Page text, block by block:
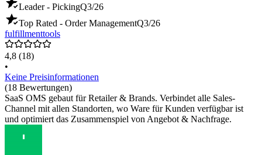
Leader - PickingQ3/26
Top Rated - Order ManagementQ3/26
fulfillmenttools
4,8 (18)
•
Keine Preisinformationen
(18 Bewertungen)
SaaS OMS gebaut für Retailer & Brands. Verbindet alle Sales-
Channel mit allen Standorten, wo Ware für Kunden verfügbar ist
und optimiert das Zusammenspiel von Angebot & Nachfrage.